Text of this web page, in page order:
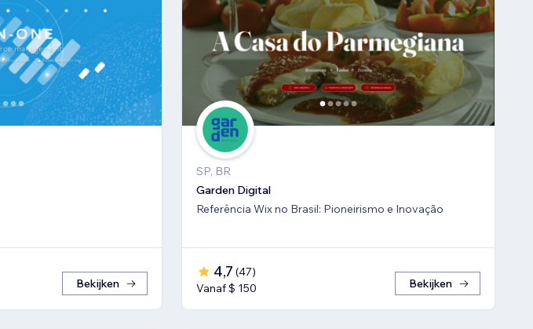
Bekijken
SP, BR
Garden Digital
Referência Wix no Brasil: Pioneirismo e Inovação
4,7 (47)
Vanaf $ 150
Bekijken